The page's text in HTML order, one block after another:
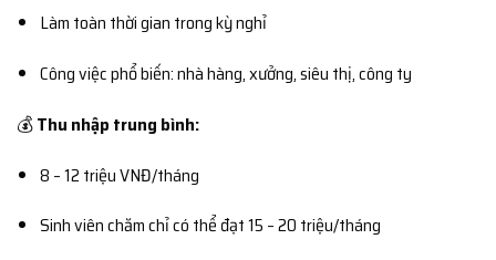
Làm toàn thời gian trong kỳ nghỉ
Công việc phổ biến: nhà hàng, xưởng, siêu thị, công ty
💰Thu nhập trung bình:
8 – 12 triệu VNĐ/tháng
Sinh viên chăm chỉ có thể đạt 15 – 20 triệu/tháng